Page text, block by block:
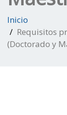
Inicio
Requisitos
(Doctorado y